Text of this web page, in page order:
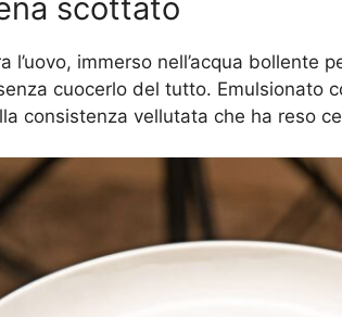
scottato
l’uovo, immerso nell’acqua bollente
cuocerlo del tutto. Emulsionato
consistenza vellutata che ha reso